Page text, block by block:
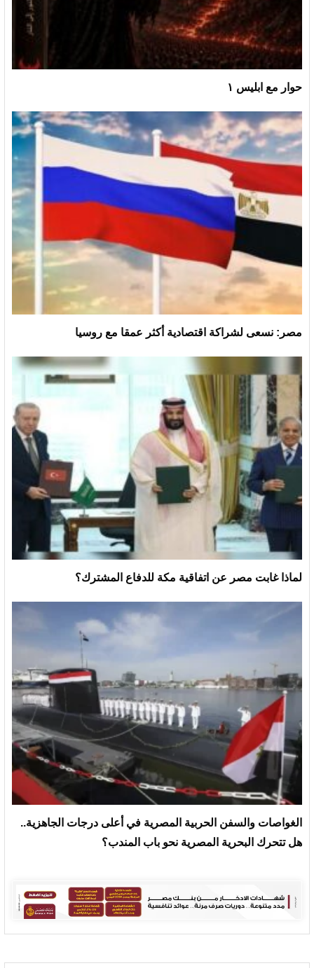
حوار مع ابليس ١
مصر: نسعى لشراكة اقتصادية أكثر عمقا مع روسيا
لماذا غابت مصر عن اتفاقية مكة للدفاع المشترك؟
الغواصات والسفن الحربية المصرية في أعلى درجات الجاهزية..
هل تتحرك البحرية المصرية نحو باب المندب؟